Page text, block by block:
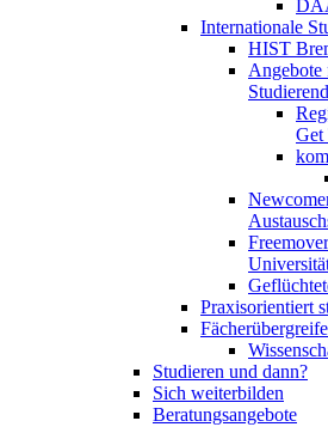
Internationale
HIST
Angebote
Get
Praxisorientiert
Studieren und dann?
Sich weiterbilden
Beratungsangebote